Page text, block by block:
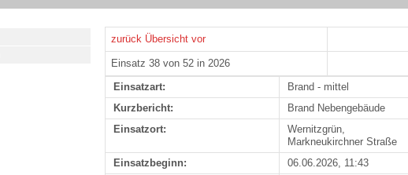
zurück Übersicht vor
Einsatz 38 von 52 in 2026
Einsatzart:
Brand - mittel
Kurzbericht:
Brand Nebengebäude
Einsatzort:
Wernitzgrün,
Markneukirchner Straße
Einsatzbeginn:
06.06.2026, 11:43